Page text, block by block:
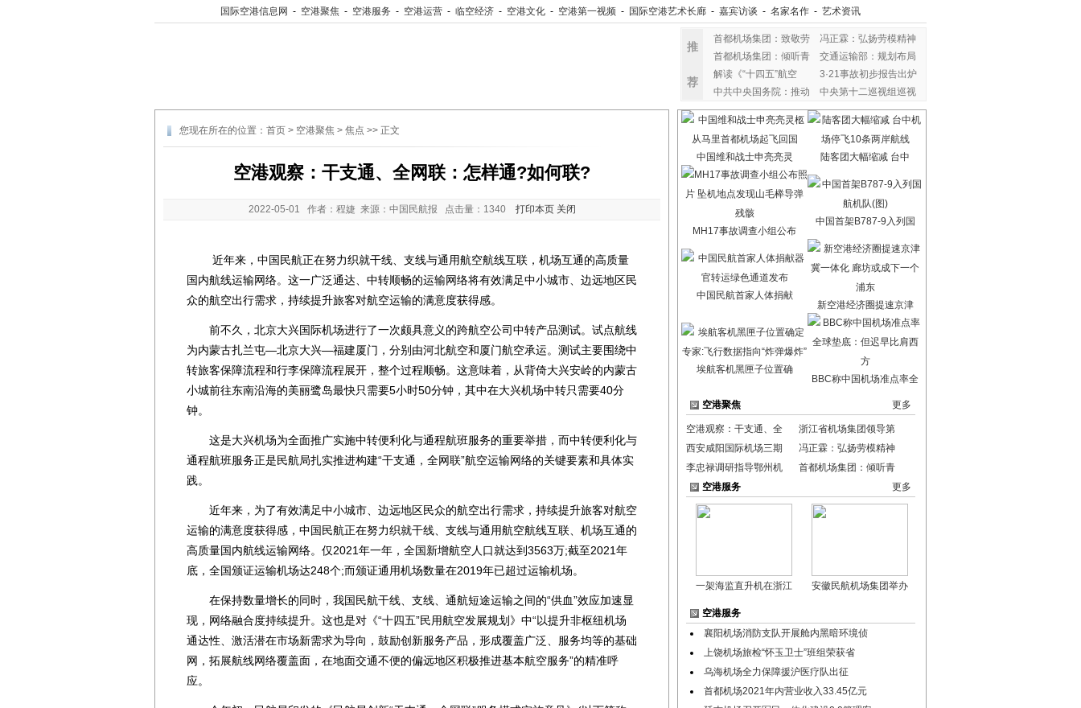
国际空港信息网 - 空港聚焦 - 空港服务 - 空港运营 - 临空经济 - 空港文化 - 空港第一视频 - 国际空港艺术长廊 - 嘉宾访谈 - 名家名作 - 艺术资讯
推
荐
首都机场集团：致敬劳
冯正霖：弘扬劳模精神
首都机场集团：倾听青
交通运输部：规划布局
解读《“十四五”航空
3·21事故初步报告出炉
中共中央国务院：推动
中央第十二巡视组巡视
您现在所在的位置： 首页 > 空港聚焦 > 焦点 >> 正文
空港观察：干支通、全网联：怎样通?如何联?
2022-05-01 作者：程婕 来源：中国民航报 点击量： 1340 打印本页 关闭
近年来，中国民航正在努力织就干线、支线与通用航空航线互联，机场互通的高质量
国内航线运输网络。这一广泛通达、中转顺畅的运输网络将有效满足中小城市、边远地区民
众的航空出行需求，持续提升旅客对航空运输的满意度获得感。
前不久，北京大兴国际机场进行了一次颇具意义的跨航空公司中转产品测试。试点航线
为内蒙古扎兰屯—北京大兴—福建厦门，分别由河北航空和厦门航空承运。测试主要围绕中
转旅客保障流程和行李保障流程展开，整个过程顺畅。这意味着，从背倚大兴安岭的内蒙古
小城前往东南沿海的美丽鹭岛最快只需要5小时50分钟，其中在大兴机场中转只需要40分
钟。
这是大兴机场为全面推广实施中转便利化与通程航班服务的重要举措，而中转便利化与
通程航班服务正是民航局扎实推进构建“干支通，全网联”航空运输网络的关键要素和具体实
践。
近年来，为了有效满足中小城市、边远地区民众的航空出行需求，持续提升旅客对航空
运输的满意度获得感，中国民航正在努力织就干线、支线与通用航空航线互联、机场互通的
高质量国内航线运输网络。仅2021年一年，全国新增航空人口就达到3563万;截至2021年
底，全国颁证运输机场达248个;而颁证通用机场数量在2019年已超过运输机场。
在保持数量增长的同时，我国民航干线、支线、通航短途运输之间的“供血”效应加速显
现，网络融合度持续提升。这也是对《“十四五”民用航空发展规划》中“以提升非枢纽机场
通达性、激活潜在市场新需求为导向，鼓励创新服务产品，形成覆盖广泛、服务均等的基础
网，拓展航线网络覆盖面，在地面交通不便的偏远地区积极推进基本航空服务”的精准呼
应。
中国维和战士申亮亮灵 陆客团大幅缩减 台中
MH17事故调查小组公布
中国首架B787-9入列国
中国民航首家人体捐献
新空港经济圈提速京津
埃航客机黑匣子位置确
BBC称中国机场准点率全
空港聚焦 更多
空港观察：干支通、全
浙江省机场集团领导第
西安咸阳国际机场三期
冯正霖：弘扬劳模精神
李忠禄调研指导鄂州机
首都机场集团：倾听青
空港服务
更多
一架海监直升机在浙江 安徽民航机场集团举办
空港服务
襄阳机场消防支队开展舱内黑暗环境侦
上饶机场旅检“怀玉卫士”班组荣获省
乌海机场全力保障援沪医疗队出征
首都机场2021年内营业收入33.45亿元